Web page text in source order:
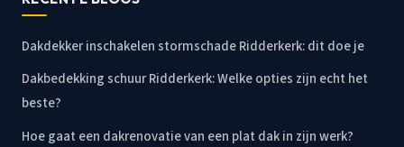
Dakdekker inschakelen stormschade Ridderkerk: dit doe je
Dakbedekking schuur Ridderkerk: Welke opties zijn echt het
beste?
Hoe gaat een dakrenovatie van een plat dak in zijn werk?